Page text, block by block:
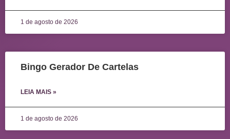
1 de agosto de 2026
Bingo Gerador De Cartelas
LEIA MAIS »
1 de agosto de 2026